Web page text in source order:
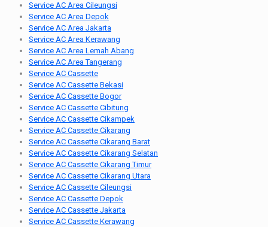
Service AC Area Cileungsi
Service AC Area Depok
Service AC Area Jakarta
Service AC Area Kerawang
Service AC Area Lemah Abang
Service AC Area Tangerang
Service AC Cassette
Service AC Cassette Bekasi
Service AC Cassette Bogor
Service AC Cassette Cibitung
Service AC Cassette Cikampek
Service AC Cassette Cikarang
Service AC Cassette Cikarang Barat
Service AC Cassette Cikarang Selatan
Service AC Cassette Cikarang Timur
Service AC Cassette Cikarang Utara
Service AC Cassette Cileungsi
Service AC Cassette Depok
Service AC Cassette Jakarta
Service AC Cassette Kerawang